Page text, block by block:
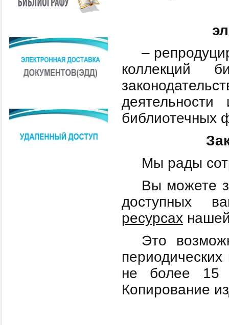
–
коллекций
библиотечных
Мы рады
Вы можете
доступных
ресурсах
Это
не более 15
Копирование